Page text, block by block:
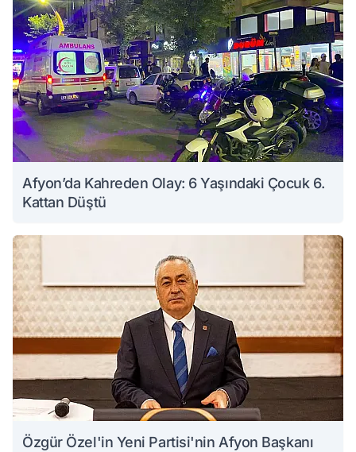
Afyon’da Kahreden Olay: 6 Yaşındaki Çocuk 6.
Kattan Düştü
Özgür Özel'in Yeni Partisi'nin Afyon Başkanı